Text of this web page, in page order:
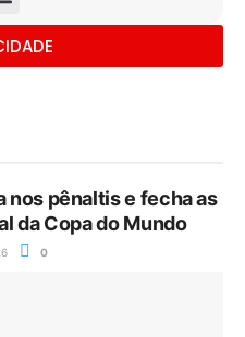
nos pênaltis e fecha as
da Copa do Mundo
0